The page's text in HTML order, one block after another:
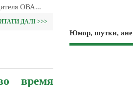
ОВА...
ДАЛІ >>>
время
Юмор, шутки,